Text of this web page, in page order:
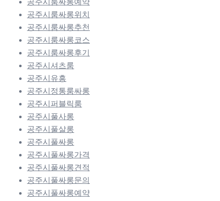
공주시룸싸롱예약
공주시룸싸롱위치
공주시룸싸롱추천
공주시룸싸롱코스
공주시룸싸롱후기
공주시셔츠룸
공주시유흥
공주시정통룸싸롱
공주시퍼블릭룸
공주시풀사롱
공주시풀살롱
공주시풀싸롱
공주시풀싸롱가격
공주시풀싸롱견적
공주시풀싸롱문의
공주시풀싸롱예약